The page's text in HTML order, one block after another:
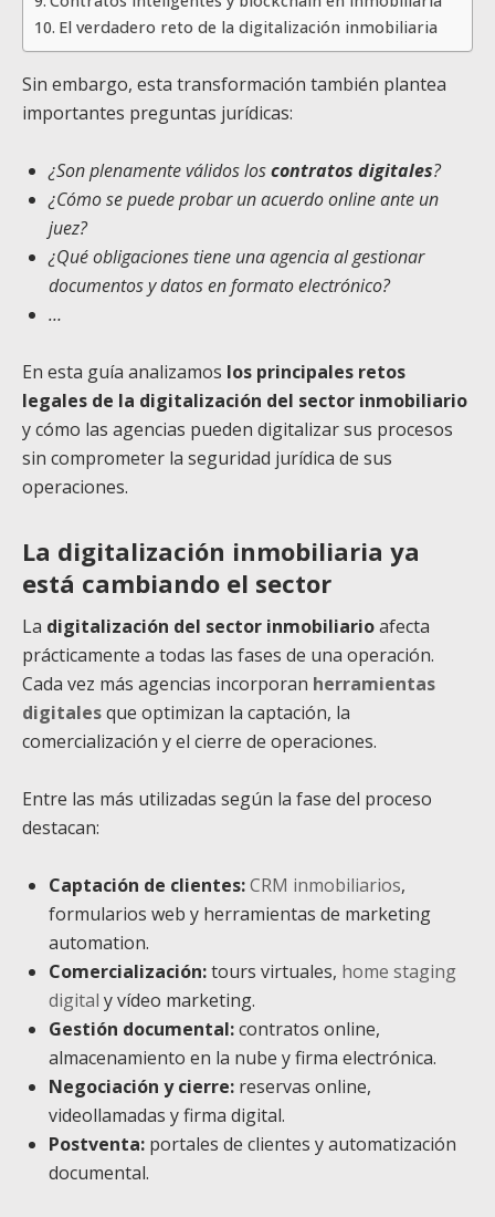
El verdadero reto de la digitalización inmobiliaria
Sin embargo, esta transformación también plantea
importantes preguntas jurídicas:
¿Son plenamente válidos loscontratos digitales?
¿Cómo se puede probar un acuerdo online ante un
juez?
¿Qué obligaciones tiene una agencia al gestionar
documentos y datos en formato electrónico?
…
En esta guía analizamos los principales retos
legales de la digitalización del sector inmobiliario
y cómo las agencias pueden digitalizar sus procesos
sin comprometer la seguridad jurídica de sus
operaciones.
La digitalización inmobiliaria ya
está cambiando el sector
La digitalización del sector inmobiliarioafecta
prácticamente a todas las fases de una operación.
Cada vez más agencias incorporan herramientas
digitalesque optimizan la captación, la
comercialización y el cierre de operaciones.
Entre las más utilizadas según la fase del proceso
destacan:
Captación de clientes:CRM inmobiliarios,
formularios web y herramientas de marketing
automation.
Comercialización:tours virtuales, home staging
digital y vídeo marketing.
Gestión documental:contratos online,
almacenamiento en la nube y firma electrónica.
Negociación y cierre: reservas online,
videollamadas y firma digital.
Postventa: portales de clientes y automatización
documental.